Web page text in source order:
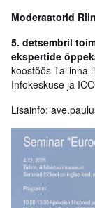
Moderaatorid
5. detsembril
ekspertide
koostöös Tallinna
Infokeskuse ja
Lisainfo: